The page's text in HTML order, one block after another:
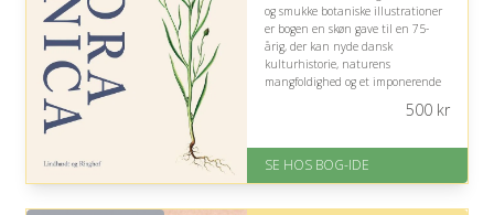
og smukke botaniske illustrationer
er bogen en skøn gave til en 75-
årig, der kan nyde dansk
kulturhistorie, naturens
mangfoldighed og et imponerende
På lager
Levering: 1-3 hverdage -
Gratis fragt
500kr
SE HOS BOG-IDE